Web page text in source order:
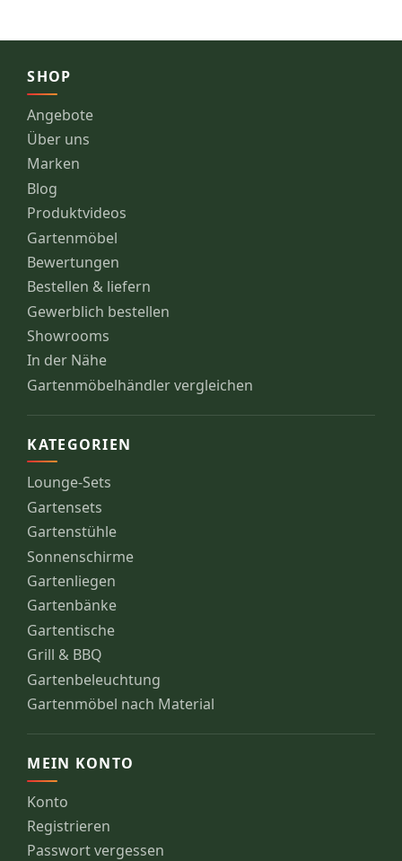
SHOP
Angebote
Über uns
Marken
Blog
Produktvideos
Gartenmöbel
Bewertungen
Bestellen & liefern
Gewerblich bestellen
Showrooms
In der Nähe
Gartenmöbelhändler vergleichen
KATEGORIEN
Lounge-Sets
Gartensets
Gartenstühle
Sonnenschirme
Gartenliegen
Gartenbänke
Gartentische
Grill & BBQ
Gartenbeleuchtung
Gartenmöbel nach Material
MEIN KONTO
Konto
Registrieren
Passwort vergessen